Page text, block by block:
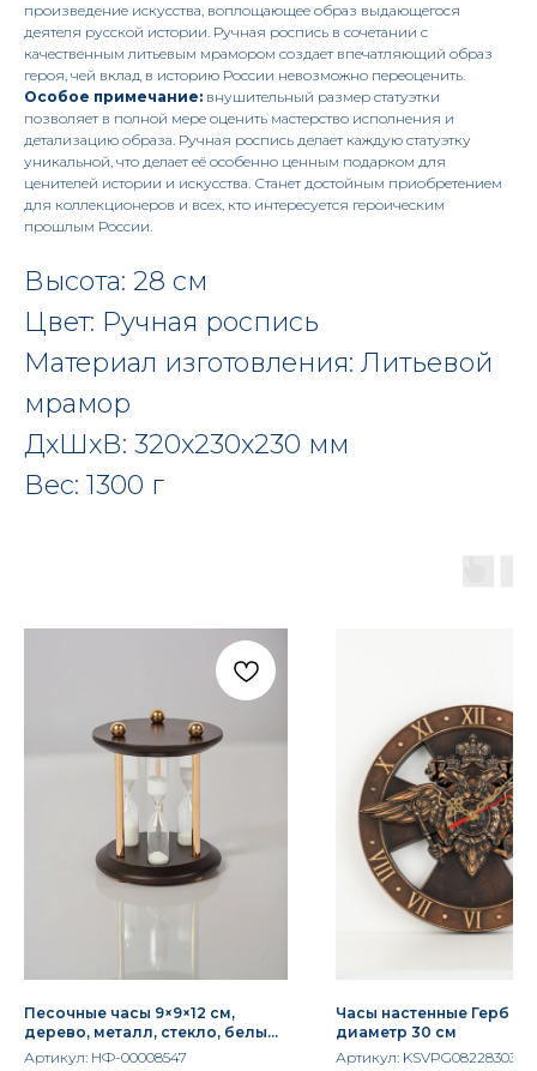
произведение искусства, воплощающее образ выдающегося
деятеля русской истории. Ручная роспись в сочетании с
качественным литьевым мрамором создает впечатляющий образ
героя, чей вклад в историю России невозможно переоценить.
Особое примечание: внушительный размер статуэтки
позволяет в полной мере оценить мастерство исполнения и
детализацию образа. Ручная роспись делает каждую статуэтку
уникальной, что делает её особенно ценным подарком для
ценителей истории и искусства. Станет достойным приобретением
для коллекционеров и всех, кто интересуется героическим
прошлым России.
Высота: 28 см
Цвет: Ручная роспись
Материал изготовления: Литьевой
мрамор
ДxШxВ: 320x230x230 мм
Вес: 1300 г
Песочные часы 9×9×12 см,
дерево, металл, стекло, белый
песок — лаконичный таймер и
Артикул: НФ-00008547
Часы настенные Герб
диаметр 30 см
Артикул: